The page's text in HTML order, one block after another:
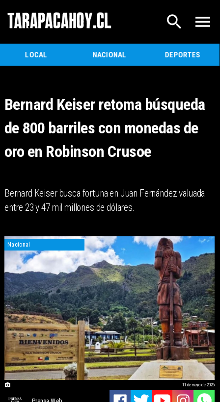
LOCAL NACIONAL DEPORTES
Bernard Keiser retoma búsqueda
de 800 barriles con monedas de
oro en Robinson Crusoe
Bernard Keiser busca fortuna en Juan Fernández valuada
entre 23 y 47 mil millones de dólares.
Nacional
11 de mayo de 2026